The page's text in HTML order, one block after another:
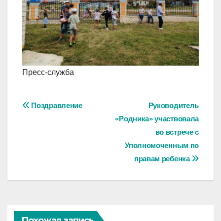
Пресс-служба
Навигация
Руководитель
«Родника» участвовала
во встрече с
Уполномоченным по
правам ребенка
Поздравление